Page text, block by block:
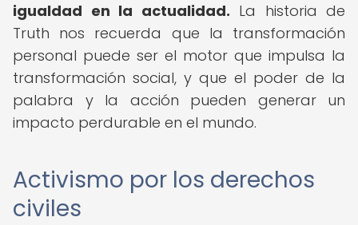
igualdad en la actualidad. La historia de
Truth nos recuerda que la transformación
personal puede ser el motor que impulsa la
transformación social, y que el poder de la
palabra y la acción pueden generar un
impacto perdurable en el mundo.
Activismo por los derechos
civiles